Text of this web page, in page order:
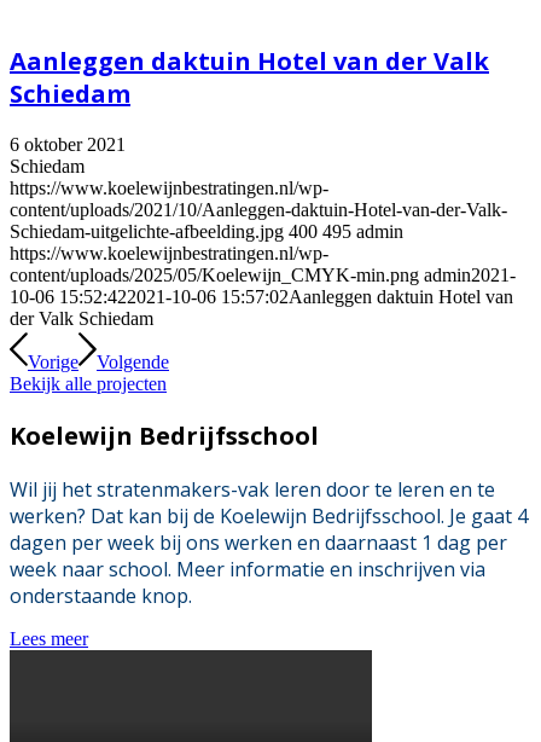
Aanleggen daktuin Hotel van der Valk
Schiedam
6 oktober 2021
Schiedam
https://www.koelewijnbestratingen.nl/wp-
content/uploads/2021/10/Aanleggen-daktuin-Hotel-van-der-Valk-
Schiedam-uitgelichte-afbeelding.jpg 400 495 admin
https://www.koelewijnbestratingen.nl/wp-
content/uploads/2025/05/Koelewijn_CMYK-min.png admin2021-
10-06 15:52:422021-10-06 15:57:02Aanleggen daktuin Hotel van
der Valk Schiedam
Vorige
Volgende
Bekijk alle projecten
Koelewijn Bedrijfsschool
Wil jij het stratenmakers-vak leren door te leren en te
werken? Dat kan bij de Koelewijn Bedrijfsschool. Je gaat 4
dagen per week bij ons werken en daarnaast 1 dag per
week naar school. Meer informatie en inschrijven via
onderstaande knop.
Lees meer